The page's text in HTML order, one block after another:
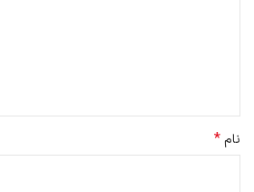
نام*